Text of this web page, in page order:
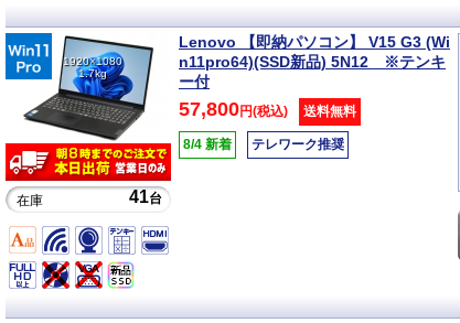
1920×1080
1.7kg
在庫 41台
Lenovo 【即納パソコン】 V15 G3 (Wi
n11pro64)(SSD新品) 5N12 ※テンキ
ー付
57,800円(税込) 送料無料
8/4 新着 テレワーク推奨